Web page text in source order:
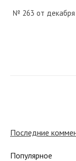
№ 263 от декабря
Последние
Популярное